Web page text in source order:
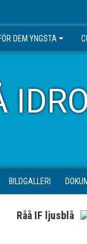
FÖR DEM YNGSTA
BILDGALLERI
Råå IF ljusblå